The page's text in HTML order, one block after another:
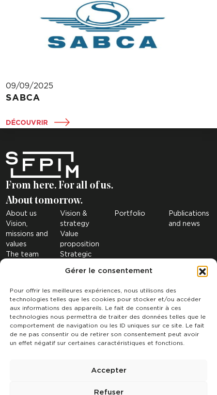
Gérer le consentement
Pour offrir les meilleures expériences, nous utilisons des
technologies telles que les cookies pour stocker et/ou accéder
aux informations des appareils. Le fait de consentir à ces
technologies nous permettra de traiter des données telles que le
comportement de navigation ou les ID uniques sur ce site. Le fait
de ne pas consentir ou de retirer son consentement peut avoir
un effet négatif sur certaines caractéristiques et fonctions.
Accepter
Refuser
09/09/2025
SABCA
DÉCOUVRIR
From here. For all of us.
About tomorrow.
About us
Vision,
missions and
values
The team
Vision &
strategy
Value
proposition
Strategic
Investment
Portfolio
Publications
and news
Contact